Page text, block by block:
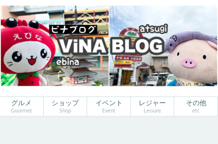
グルメ
Gourmet
ショップ
Shop
イベント
Event
レジャー
Leisure
その他
etc